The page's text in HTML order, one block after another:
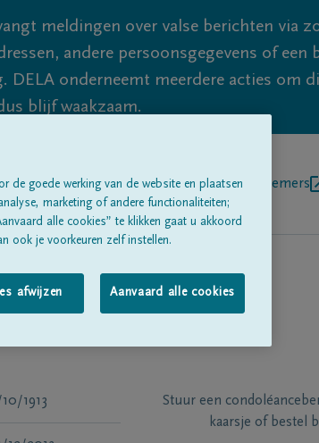
meldingen over valse berichten via
andere persoonsgegevens of een
onderneemt meerdere acties om
blijf waakzaam.
rouwberichtenOver onsBegrafenisondernemers
1913
Stuur een
kaarsje of bestel
de goede werking van de website en plaatsen
marketing of andere functionaliteiten;
alle cookies” te klikken gaat u akkoord
ook je voorkeuren zelf instellen.
afwijzen Aanvaard alle cookies